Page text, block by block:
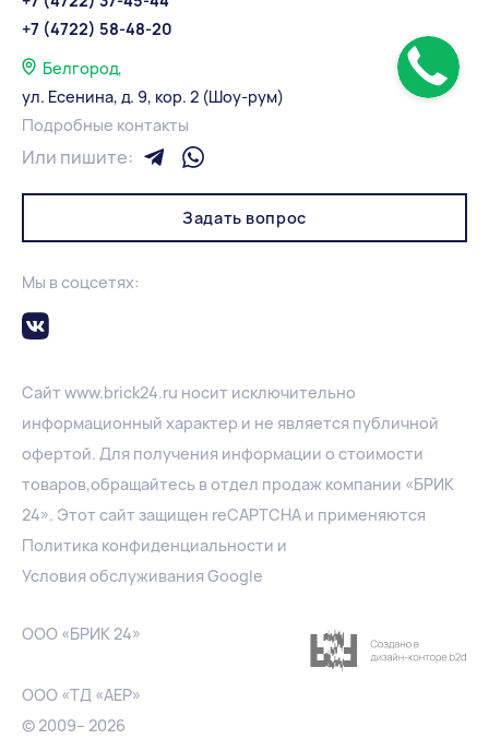
+7 (4722) 58-48-20
Белгород,
ул. Есенина, д. 9, кор. 2 (Шоу-рум)
Подробные контакты
Или пишите:
Задать вопрос
Мы в соцсетях:
Сайт www.brick24.ru носит исключительно
информационный характер и не является публичной
офертой. Для получения информации о стоимости
товаров,обращайтесь в отдел продаж компании «БРИК
24». Этот сайт защищен reCAPTCHA и применяются
Политика конфиденциальности и
Условия обслуживания Google
ООО «БРИК 24»
ООО «ТД «АЕР»
© 2009– 2026